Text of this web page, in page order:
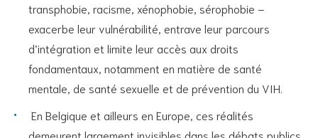
transphobie, racisme, xénophobie, sérophobie –
exacerbe leur vulnérabilité, entrave leur parcours
d’intégration et limite leur accès aux droits
fondamentaux, notamment en matière de santé
mentale, de santé sexuelle et de prévention du VIH.
En Belgique et ailleurs en Europe, ces réalités
demeurent largement invisibles dans les débats publics